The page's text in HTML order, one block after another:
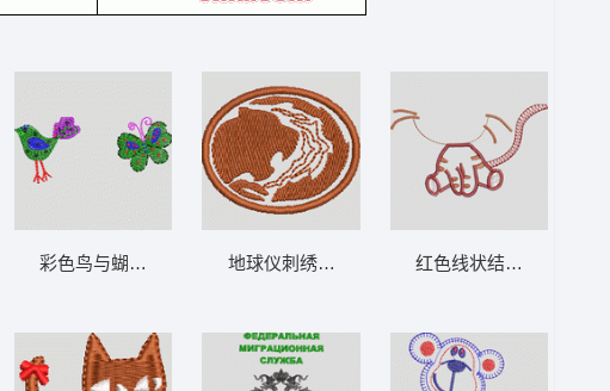
彩色绳结花朵图案 卡通童装章标贴布 彩色鸟与蝴蝶刺绣图案 卡通童装章标贴布 地球仪刺绣徽章 卡通童装章标贴布